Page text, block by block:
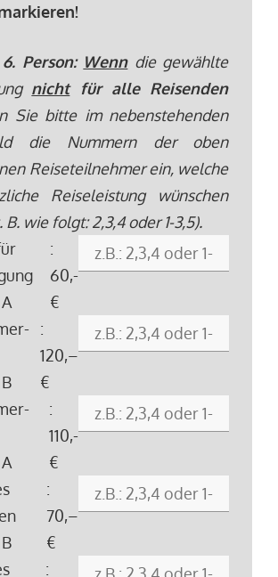
Person: Wenn die gewählte
nichtfür alle Reisenden
Sie bitte im nebenstehenden
die Nummern der oben
Reiseteilnehmer ein, welche
Reiseleistung wünschen
B. wie folgt: 2,3,4 oder 1-3,5).
:
60,-
€
:
120,–
€
:
110,-
€
:
70,–
€
: